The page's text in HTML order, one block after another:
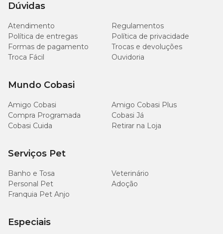
Matéria Fibrosa (Máx,)
Matéria Mineral (Máx,)
20
g/kg
2%
Cálcio (Máx,)
4000
mg/kg
Sódio (Mín,)
500
Dúvidas
Atendimento
Regulamentos
Política de entregas
Política de privacidade
Formas de pagamento
Trocas e devoluções
Troca Fácil
Ouvidoria
Mundo Cobasi
Amigo Cobasi
Amigo Cobasi Plus
Compra Programada
Cobasi Já
Cobasi Cuida
Retirar na Loja
Serviços Pet
Banho e Tosa
Veterinário
Personal Pet
Adoção
Franquia Pet Anjo
Especiais